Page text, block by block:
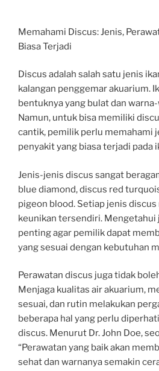
Memahami Discus: Jenis,
Biasa Terjadi
Discus adalah salah satu jenis
kalangan penggemar akuarium.
bentuknya yang bulat dan
Namun, untuk bisa memiliki
cantik, pemilik perlu memahami
penyakit yang biasa terjadi pada
Jenis-jenis discus sangat
blue diamond, discus red
pigeon blood. Setiap jenis
keunikan tersendiri.
penting agar pemilik dapat
yang sesuai dengan kebutuhan
Perawatan discus juga tidak
Menjaga kualitas air akuarium,
sesuai, dan rutin melakukan
beberapa hal yang perlu
discus. Menurut Dr. John Doe,
“Perawatan yang baik akan
sehat dan warnanya semakin